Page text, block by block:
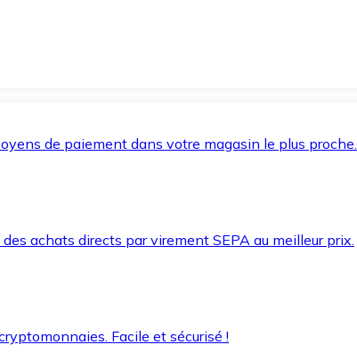
de paiement dans votre magasin le plus proche.
achats directs par virement SEPA au meilleur prix.
Facile et sécurisé !